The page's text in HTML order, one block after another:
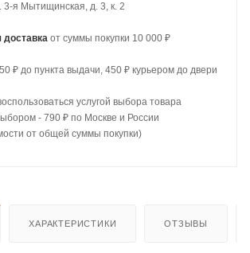
3-я Мытищинская, д. 3, к. 2
доставка от суммы покупки 10 000 ₽
₽ до пункта выдачи, 450 ₽ курьером до двери
услугой выбора товара
- 790 ₽ по Москве и России
от общей суммы покупки)
ХАРАКТЕРИСТИКИ ОТЗЫВЫ